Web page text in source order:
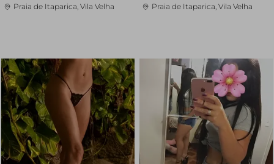
Praia de Itaparica, Vila Velha
Praia de Itaparica, Vila Velha